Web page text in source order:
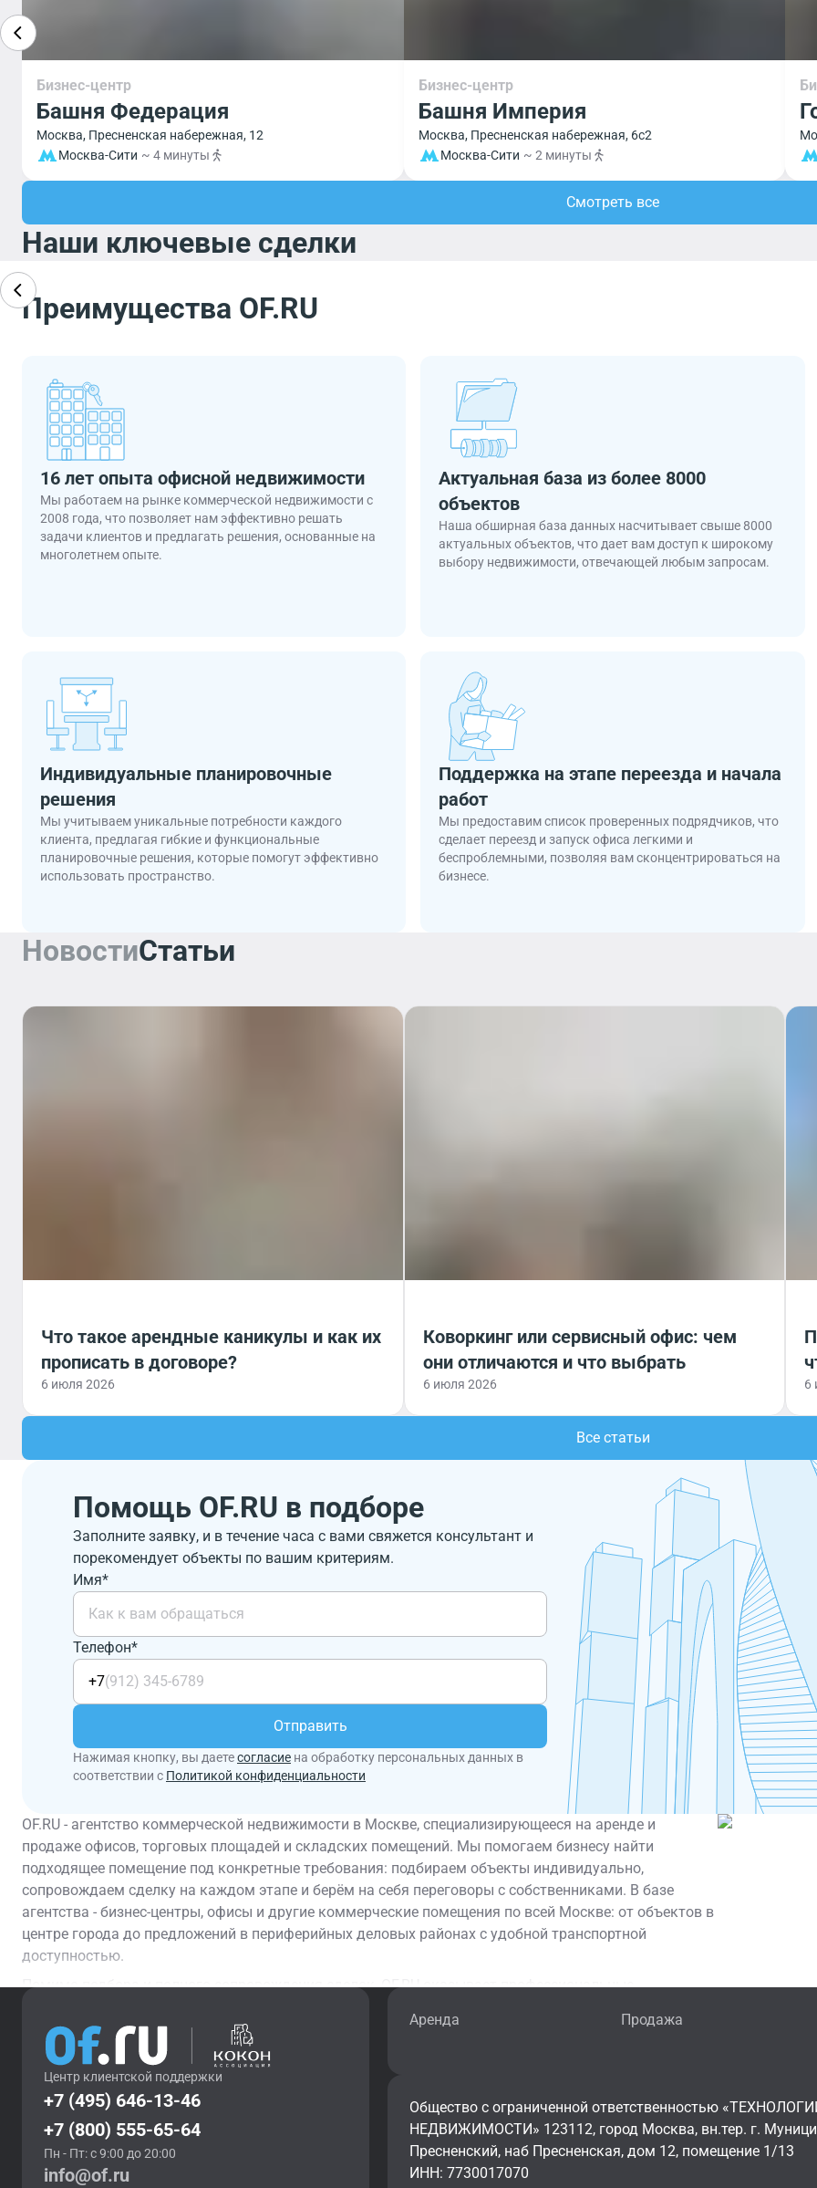
Бизнес-центр
Башня Федерация
Москва, Пресненская набережная, 12
Москва-Сити ~ 4 минуты
Бизнес-центр
Башня Империя
Москва, Пресненская набережная, 6с2
Москва-Сити ~ 2 минуты
Смотреть все
Наши ключевые сделки
Преимущества OF.RU
16 лет опыта офисной недвижимости
Мы работаем на рынке коммерческой недвижимости с
2008 года, что позволяет нам эффективно решать
задачи клиентов и предлагать решения, основанные на
многолетнем опыте.
Актуальная база из более 8000
объектов
Наша обширная база данных насчитывает свыше 8000
актуальных объектов, что дает вам доступ к широкому
выбору недвижимости, отвечающей любым запросам.
Индивидуальные планировочные
решения
Мы учитываем уникальные потребности каждого
клиента, предлагая гибкие и функциональные
планировочные решения, которые помогут эффективно
использовать пространство.
Поддержка на этапе переезда и начала
работ
Мы предоставим список проверенных подрядчиков, что
сделает переезд и запуск офиса легкими и
беспроблемными, позволяя вам сконцентрироваться на
бизнесе.
НовостиСтатьи
Что такое арендные каникулы и как их
прописать в договоре?
6 июля 2026
Коворкинг или сервисный офис: чем
они отличаются и что выбрать
6 июля 2026 6
Все статьи
Помощь OF.RU в подборе
Заполните заявку, и в течение часа с вами свяжется консультант и
порекомендует объекты по вашим критериям.
Имя*
Телефон*
+7
Отправить
Нажимая кнопку, вы даетесогласие на обработку персональных данных в
соответствии с Политикой конфиденциальности
OF.RU - агентство коммерческой недвижимости в Москве, специализирующееся на аренде и
продаже офисов, торговых площадей и складских помещений. Мы помогаем бизнесу найти
подходящее помещение под конкретные требования: подбираем объекты индивидуально,
сопровождаем сделку на каждом этапе и берём на себя переговоры с собственниками. В базе
агентства - бизнес-центры, офисы и другие коммерческие помещения по всей Москве: от объектов в
центре города до предложений в периферийных деловых районах с удобной транспортной
доступностью.
Помимо подбора и полного сопровождения сделок, OF.RU оказывает профессиональные
ставках аренды и принять взвешенное решение с учётом возможных рисков. Для инвесторов -
отдельное направление: инвестиционный и юридический консалтинг, анализ арендного бизнеса и
оценка реальной доходности и перспектив объекта. Собственникам помогаем найти надёжного
арендатора и выстроить грамотное управление коммерческой недвижимостью. Такой подход
позволяет закрывать задачи разной сложности - от аренды одного офиса до стратегической
реализации крупных коммерческих объектов.
Если вы ищете помещение для компании, планируете покупку коммерческого объекта или хотите
Центр клиентской поддержки
+7 (495) 646-13-46
+7 (800) 555-65-64
Пн - Пт: с 9:00 до 20:00
info@of.ru
Аренда Продажа
Общество с ограниченной ответственностью
НЕДВИЖИМОСТИ» 123112, город Москва, вн.тер. г.
Пресненский, наб Пресненская, дом 12, помещение 1/13
ИНН: 7730017070